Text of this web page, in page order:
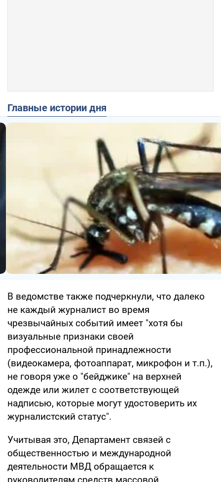
Главные истории дня
В ведомстве также подчеркнули, что далеко
не каждый журналист во время
чрезвычайных событий имеет "хотя бы
визуальные признаки своей
профессиональной принадлежности
(видеокамера, фотоаппарат, микрофон и т.п.),
не говоря уже о "бейджике" на верхней
одежде или жилет с соответствующей
надписью, которые могут удостоверить их
журналистский статус".
Учитывая это, Департамент связей с
общественностью и международной
деятельности МВД обращается к
руководителям средств массовой